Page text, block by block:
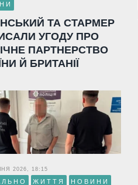
ТА СТАРМЕР
УГОДУ ПРО
ПАРТНЕРСТВО
Й БРИТАНІЇ
2026, 18:15
ЖИТТЯ НОВИНИ